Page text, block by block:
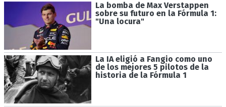
La bomba de Max Verstappen
sobre su futuro en la Fórmula 1:
"Una locura"
La IA eligió a Fangio como uno
de los mejores 5 pilotos de la
historia de la Fórmula 1